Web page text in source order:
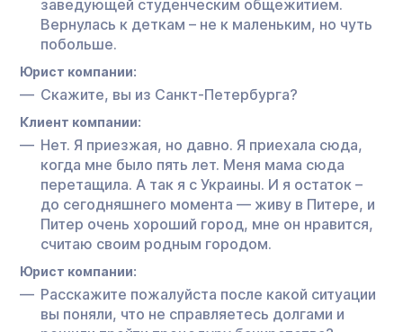
заведующей студенческим общежитием.
Вернулась к деткам – не к маленьким, но чуть
побольше.
Юрист компании:
Скажите, вы из Санкт-Петербурга?
Клиент компании:
Нет. Я приезжая, но давно. Я приехала сюда,
когда мне было пять лет. Меня мама сюда
перетащила. А так я с Украины. И я остаток –
до сегодняшнего момента — живу в Питере, и
Питер очень хороший город, мне он нравится,
считаю своим родным городом.
Юрист компании:
Расскажите пожалуйста после какой ситуации
вы поняли, что не справляетесь долгами и